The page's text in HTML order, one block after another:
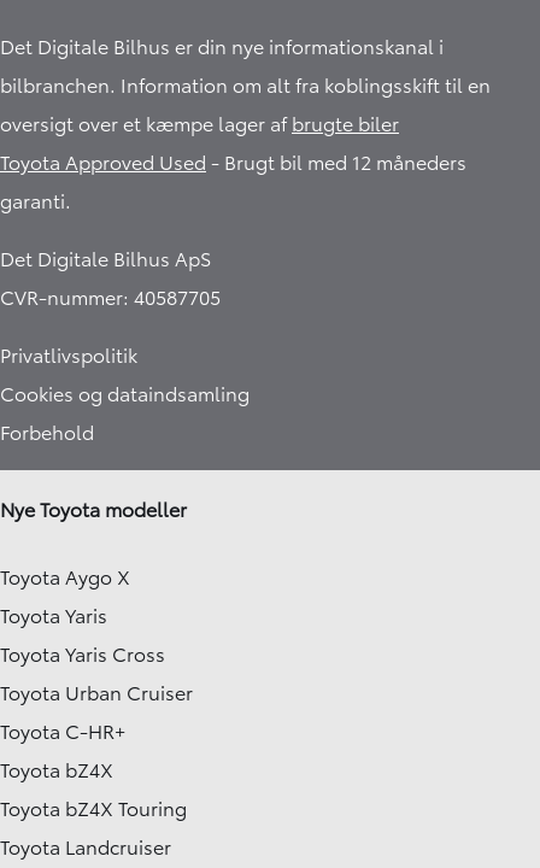
Det Digitale Bilhus er din nye informationskanal i
bilbranchen. Information om alt fra koblingsskift til en
oversigt over et kæmpe lager afbrugte biler
Toyota Approved Used - Brugt bil med 12 måneders
garanti.​
Det Digitale Bilhus ApS
CVR-nummer: 40587705
Privatlivspolitik
Cookies og dataindsamling
Forbehold
Nye Toyota modeller
Toyota Aygo X
Toyota Yaris
Toyota Yaris Cross
Toyota Urban Cruiser
Toyota C-HR+
Toyota bZ4X
Toyota bZ4X Touring
Toyota Landcruiser